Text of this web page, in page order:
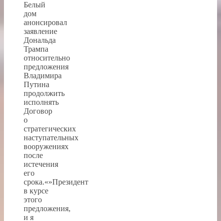
Белый
дом
анонсировал
заявление
Дональда
Трампа
относительно
предложения
Владимира
Путина
продолжить
исполнять
Договор
о
стратегических
наступательных
вооружениях
после
истечения
его
срока.«»Президент
в курсе
этого
предложения,
и я